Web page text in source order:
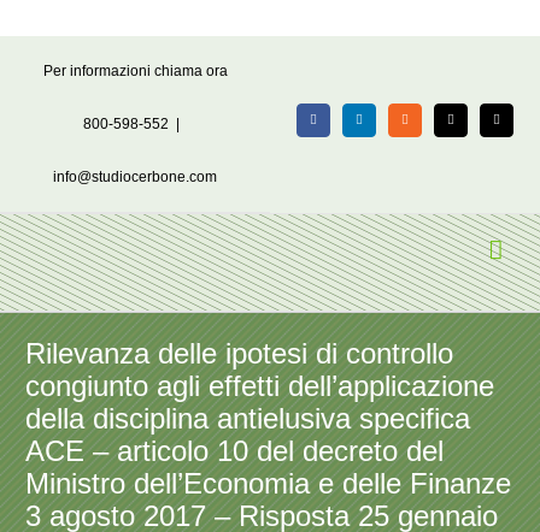
Per informazioni chiama ora
800-598-552
info@studiocerbone.com
FacebookLinkedIn Rss X Email
Rilevanza delle ipotesi di controllo
congiunto agli effetti dell’applicazione
della disciplina antielusiva specifica
ACE – articolo 10 del decreto del
Ministro dell’Economia e delle Finanze
3 agosto 2017 – Risposta 25 gennaio